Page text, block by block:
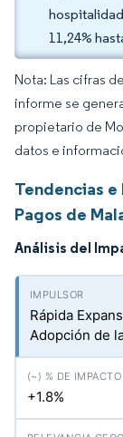
11,24%
Nota: Las cifras
informe se
propietario de
datos e
Tendencias
Pagos de
Análisis del
Rápida
Adopción de
+1.8%